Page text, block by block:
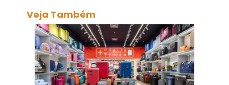
Veja Também